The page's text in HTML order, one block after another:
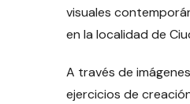
visuales
en la localidad de
A través de
ejercicios de